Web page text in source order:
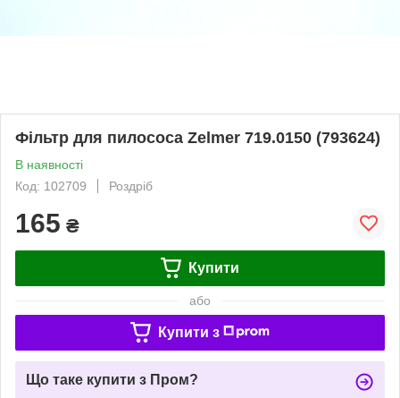
Фільтр для пилососа Zelmer 719.0150 (793624)
В наявності
Код: 102709
Роздріб
165 ₴
Купити
або
Купити з
Що таке купити з Пром?